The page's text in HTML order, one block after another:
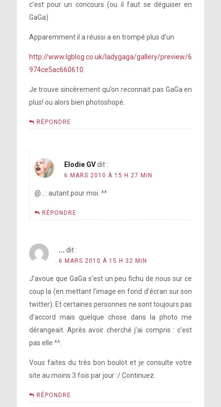
c’est pour un concours (ou il faut se déguiser en
GaGa)
Apparemment il a réussi a en trompé plus d’un
http://www.lgblog.co.uk/ladygaga/gallery/preview/6
974ce5ac660610
Je trouve sincèrement qu’on reconnait pas GaGa en
plus! ou alors bien photoshopé.
RÉPONDRE
Elodie GV dit :
6 MARS 2010 À 15 H 27 MIN
@…: autant pour moi. ^^
RÉPONDRE
... dit :
6 MARS 2010 À 15 H 32 MIN
J’avoue que GaGa s’est un peu fichu de nous sur ce
coup la (en mettant l’image en fond d’écran sur son
twitter). Et certaines personnes ne sont toujours pas
d’accord mais quelque chose dans la photo me
dérangeait. Après avoir cherché j’ai compris : c’est
pas elle ^^.
Vous faites du très bon boulot et je consulte votre
site au moins 3 fois par jour :/ Continuez.
RÉPONDRE